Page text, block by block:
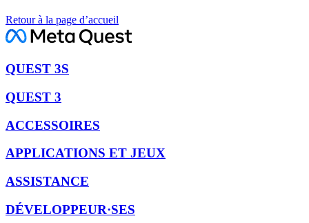
Retour à la page d’accueil
QUEST 3S
QUEST 3
ACCESSOIRES
APPLICATIONS ET JEUX
ASSISTANCE
DÉVELOPPEUR·SES